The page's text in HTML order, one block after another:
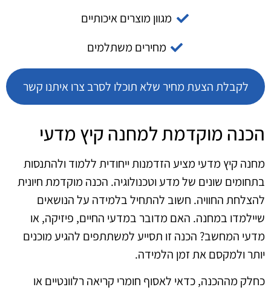
מגוון מוצרים איכותיים
מחירים משתלמים
לקבלת הצעת מחיר שלא תוכלו לסרב צרו איתנו קשר
הכנה מוקדמת למחנה קיץ מדעי
מחנה קיץ מדעי מציע הזדמנות ייחודית ללמוד ולהתנסות
בתחומים שונים של מדע וטכנולוגיה. הכנה מוקדמת חיונית
להצלחת החוויה. חשוב להתחיל בלמידה על הנושאים
שיילמדו במחנה. האם מדובר במדעי החיים, פיזיקה, או
מדעי המחשב? הכנה זו תסייע למשתתפים להגיע מוכנים
יותר ולמקסם את זמן הלמידה.
כחלק מההכנה, כדאי לאסוף חומרי קריאה רלוונטיים או